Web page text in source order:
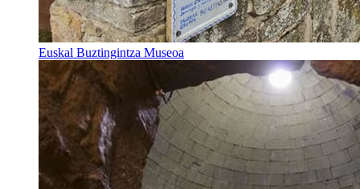
Euskal Buztingintza Museoa